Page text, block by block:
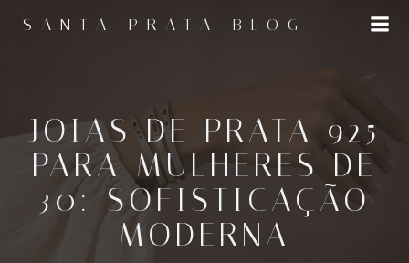
para
SANTA PRATA BLOG
JOIAS DE PRATA 925
PARA MULHERES DE
30: SOFISTICAÇÃO
MODERNA